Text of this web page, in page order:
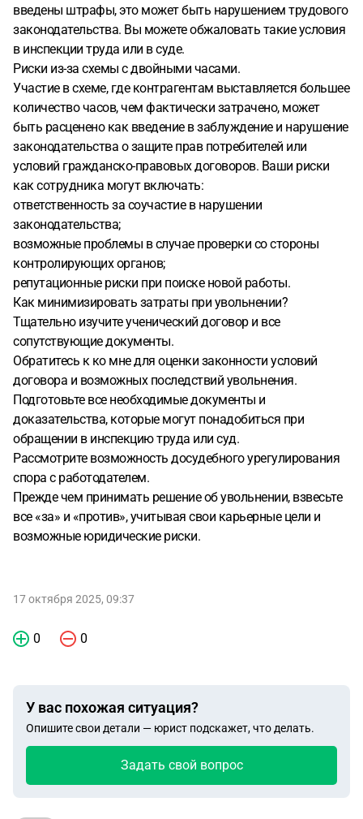
введены штрафы, это может быть нарушением трудового
законодательства. Вы можете обжаловать такие условия
в инспекции труда или в суде.
Риски из-за схемы с двойными часами.
Участие в схеме, где контрагентам выставляется большее
количество часов, чем фактически затрачено, может
быть расценено как введение в заблуждение и нарушение
законодательства о защите прав потребителей или
условий гражданско-правовых договоров. Ваши риски
как сотрудника могут включать:
ответственность за соучастие в нарушении
законодательства;
возможные проблемы в случае проверки со стороны
контролирующих органов;
репутационные риски при поиске новой работы.
Как минимизировать затраты при увольнении?
Тщательно изучите ученический договор и все
сопутствующие документы.
Обратитесь к ко мне для оценки законности условий
договора и возможных последствий увольнения.
Подготовьте все необходимые документы и
доказательства, которые могут понадобиться при
обращении в инспекцию труда или суд.
Рассмотрите возможность досудебного урегулирования
спора с работодателем.
Прежде чем принимать решение об увольнении, взвесьте
все «за» и «против», учитывая свои карьерные цели и
возможные юридические риски.
17 октября 2025, 09:37
0 0
У вас похожая ситуация?
Опишите свои детали — юрист подскажет, что делать.
Задать свой вопрос